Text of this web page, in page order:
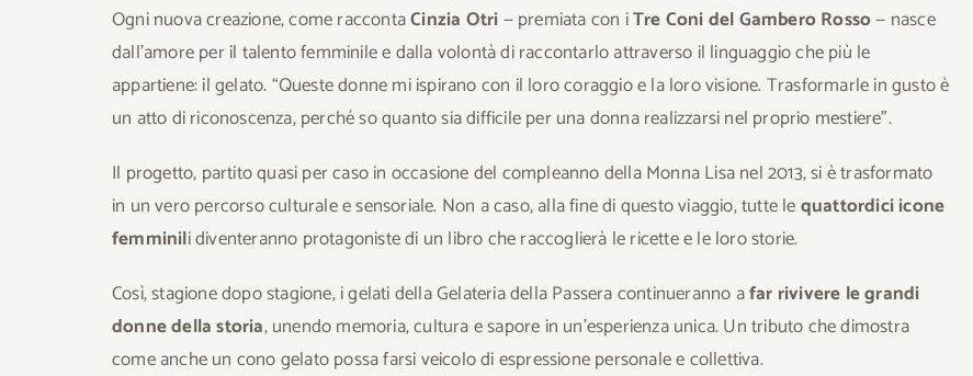
Ogni nuova creazione, come raccontaCinzia Otri— premiata con iTre Coni del Gambero Rosso— nasce
dall’amore per il talento femminile e dalla volontà di raccontarlo attraverso il linguaggio che più le
appartiene: il gelato. “Queste donne mi ispirano con il loro coraggio e la loro visione. Trasformarle in gusto è
un atto di riconoscenza, perché so quanto sia difficile per una donna realizzarsi nel proprio mestiere”.
Il progetto, partito quasi per caso in occasione del compleanno della Monna Lisa nel 2013, si è trasformato
in un vero percorso culturale e sensoriale. Non a caso, alla fine di questo viaggio, tutte lequattordici icone
femminili diventeranno protagoniste di un libro che raccoglierà le ricette e le loro storie.
Così, stagione dopo stagione, i gelati della Gelateria della Passera continueranno afar rivivere le grandi
donne della storia, unendo memoria, cultura e sapore in un’esperienza unica. Un tributo che dimostra
come anche un cono gelato possa farsi veicolo di espressione personale e collettiva.